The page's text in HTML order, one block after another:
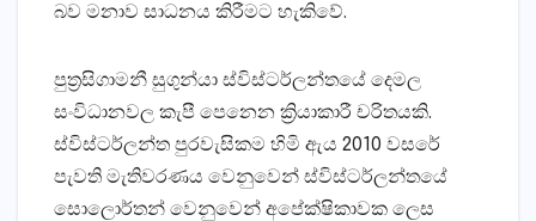
බව මනාව සාධනය කිරීමට හැකිවේ.
පුත්‍රසිගාමනී සුගුන්යා ස්විස්ටර්ලන්තයේ දෙමල
සංවිධානවල කැපී පෙනෙන ක්‍රියාකාරී චරිතයකි.
ස්විස්ටර්ලන්ත පුරවැසිකම හිමි ඇය 2010 වසරේ
පැවති මැතිවරණය වෙනුවෙන් ස්විස්ටර්ලන්තයේ
සොලොර්තන් වෙනුවෙන් අපේක්ෂිකාවක ලෙස